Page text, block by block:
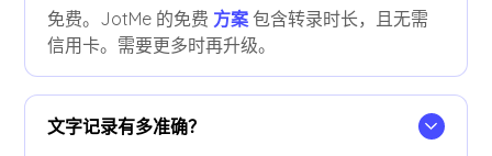
免费。JotMe 的免费 方案 包含转录时长，且无需
信用卡。需要更多时再升级。
文字记录有多准确？